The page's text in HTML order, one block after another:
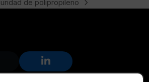
de polipropileno
LinkedIn